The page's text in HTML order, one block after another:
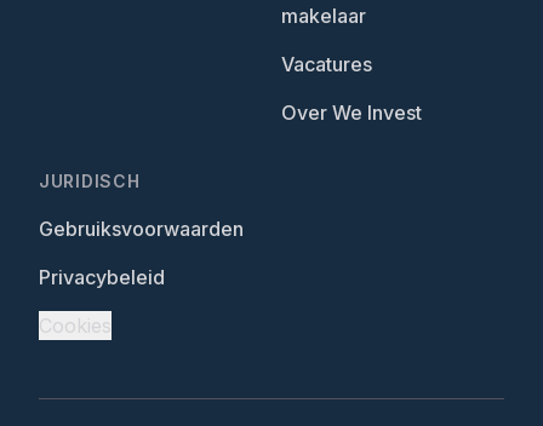
makelaar
Vacatures
Over We Invest
JURIDISCH
Gebruiksvoorwaarden
Privacybeleid
Cookies